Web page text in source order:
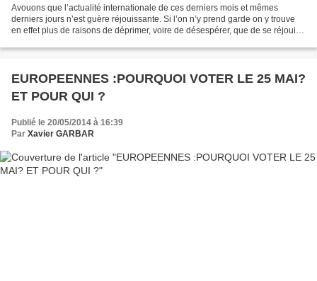
Avouons que l’actualité internationale de ces derniers mois et mêmes
derniers jours n’est guère réjouissante. Si l’on n’y prend garde on y trouve
en effet plus de raisons de déprimer, voire de désespérer, que de se réjouir :
EUROPEENNES :POURQUOI VOTER LE 25 MAI?
ET POUR QUI ?
Publié le 20/05/2014 à 16:39
Par Xavier GARBAR